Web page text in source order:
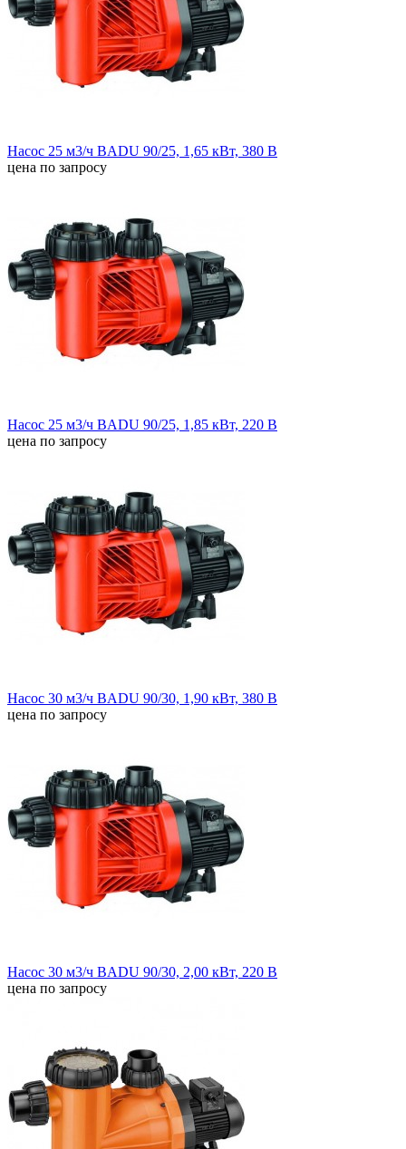
Насос 25 м3/ч BADU 90/25, 1,65 кВт, 380 В
цена по запросу
Насос 25 м3/ч BADU 90/25, 1,85 кВт, 220 В
цена по запросу
Насос 30 м3/ч BADU 90/30, 1,90 кВт, 380 В
цена по запросу
Насос 30 м3/ч BADU 90/30, 2,00 кВт, 220 В
цена по запросу